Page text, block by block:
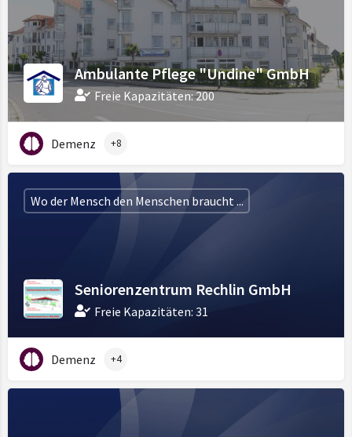
Ambulante Pflege "Undine" GmbH
Freie Kapazitäten: 200
Demenz +8
Seniorenzentrum Rechlin GmbH
Freie Kapazitäten: 31
Wo der Mensch den Menschen braucht ...
Demenz +4